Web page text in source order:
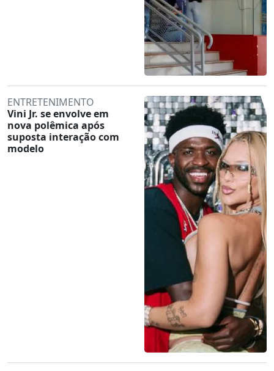
ENTRETENIMENTO
Vini Jr. se envolve em
nova polêmica após
suposta interação com
modelo